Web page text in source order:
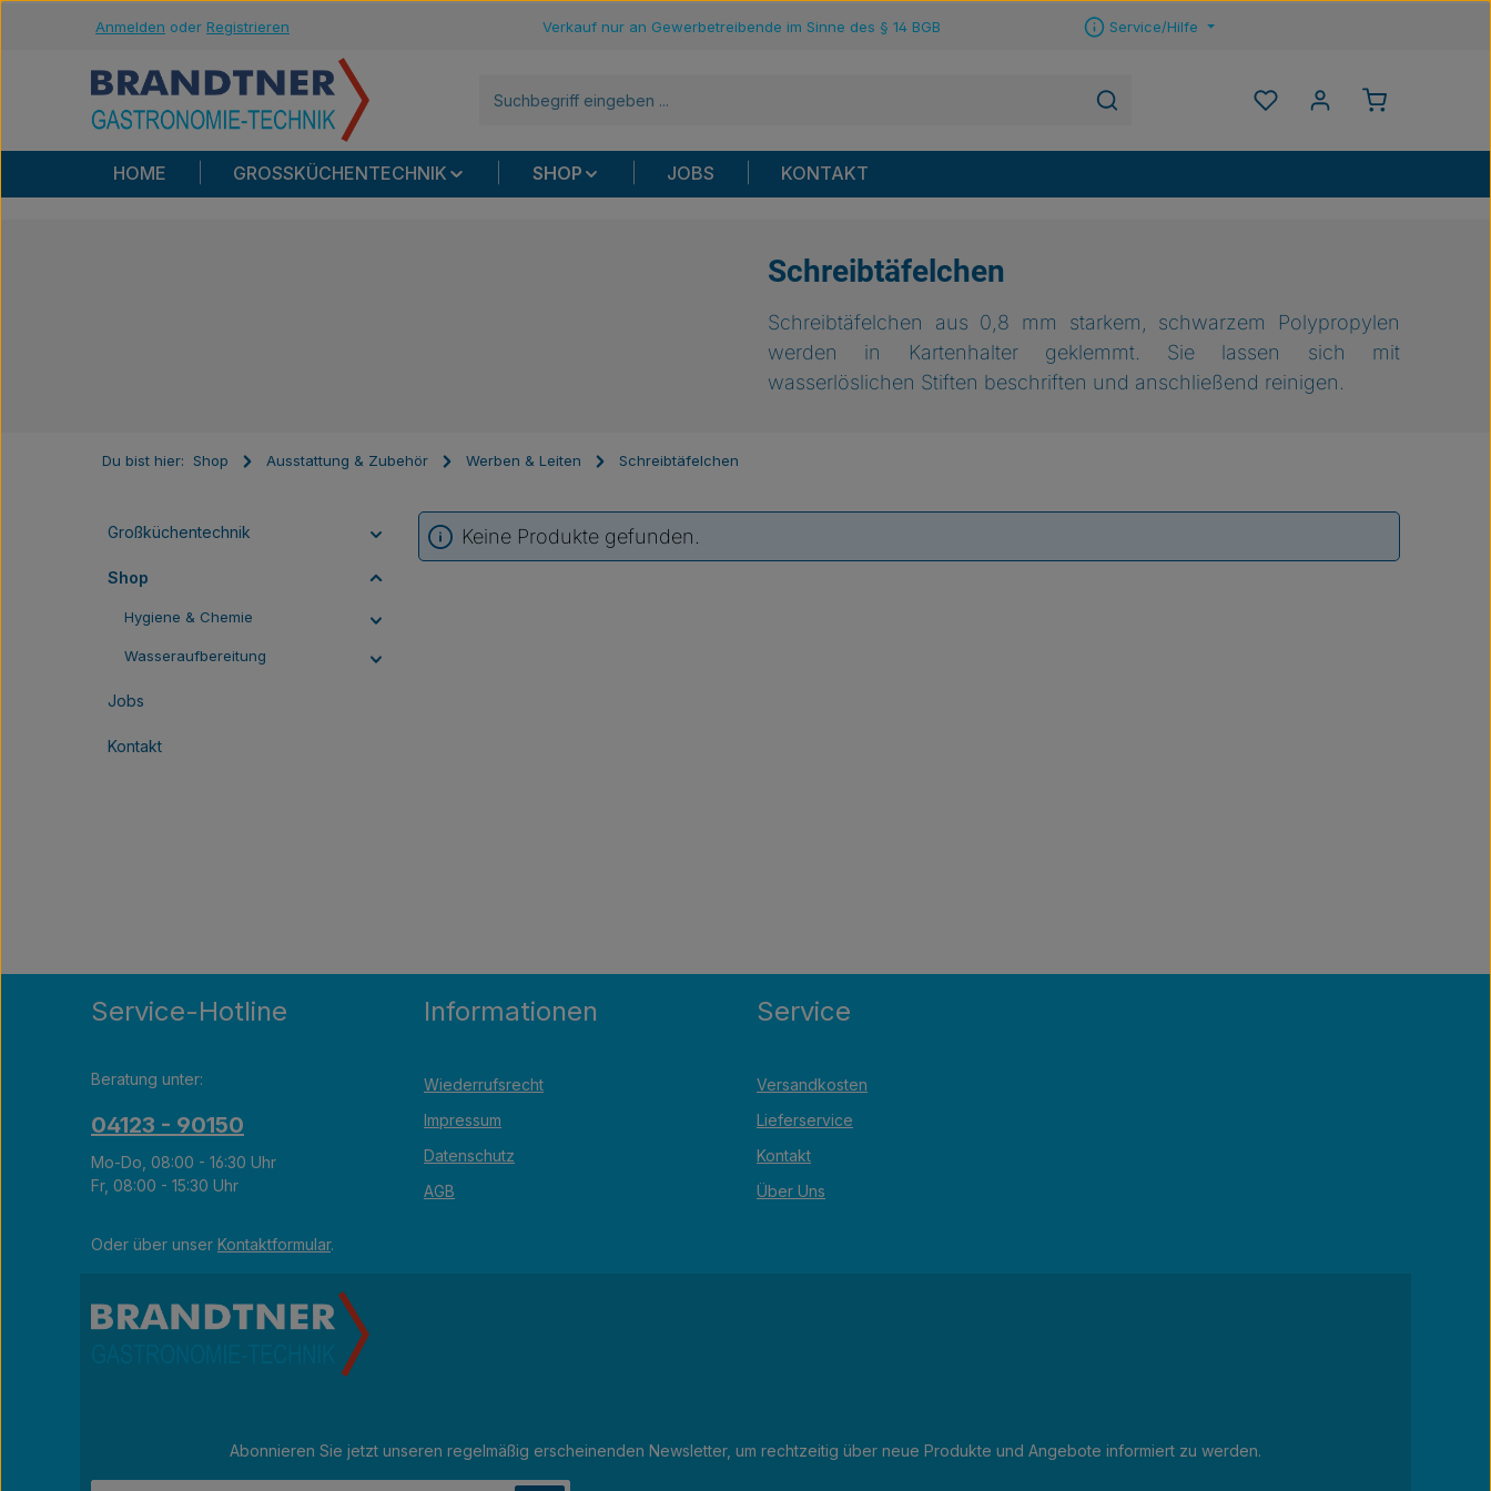
Hauptinhalt springen
Zur Suche springen
Zur Hauptnavigation springen
Anmelden oder Registrieren Verkauf nur an Gewerbetreibende im Sinne des § 14 BGB Service/Hilfe
Du hast 0 Produkte auf
HOME GROSSKÜCHENTECHNIK SHOP JOBS KONTAKT
Schreibtäfelchen
Schreibtäfelchen aus 0,8 mm starkem, schwarzem Polypropylen
werden in Kartenhalter geklemmt. Sie lassen sich mit
wasserlöslichen Stiften beschriften und anschließend reinigen.
Du bist hier: Shop Ausstattung & Zubehör Werben & Leiten Schreibtäfelchen
Großküchentechnik
Shop
Hygiene & Chemie
Wasseraufbereitung
Jobs
Kontakt
Keine Produkte gefunden.
Service-Hotline
Beratung unter:
04123 - 90150
Mo-Do, 08:00 - 16:30 Uhr
Fr, 08:00 - 15:30 Uhr
Oder über unser Kontaktformular.
Informationen
Wiederrufsrecht
Impressum
Datenschutz
AGB
Service
Versandkosten
Lieferservice
Kontakt
Über Uns
Abonnieren Sie jetzt unseren regelmäßig erscheinenden Newsletter, um rechtzeitig über neue Produkte und Angebote informiert zu werden.